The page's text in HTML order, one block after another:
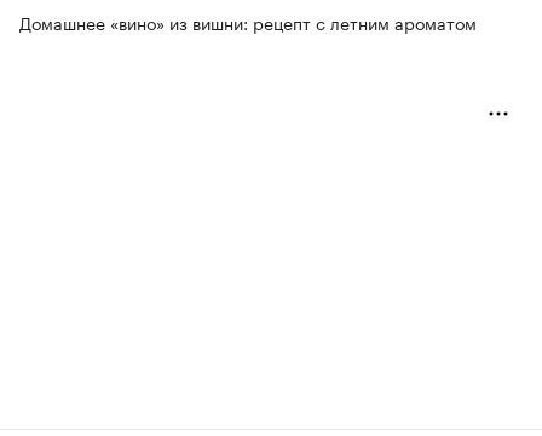
Домашнее «вино» из вишни: рецепт с летним ароматом